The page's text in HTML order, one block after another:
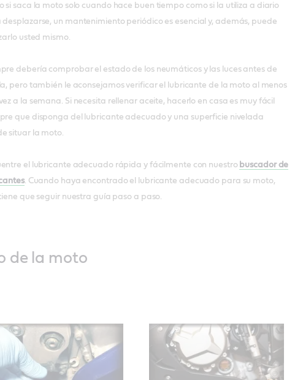
si saca la moto solo cuando hace buen tiempo como si la utiliza a diario
desplazarse, un mantenimiento periódico es esencial y, además, puede
usted mismo.
debería comprobar el estado de los neumáticos y las luces antes de
pero también le aconsejamos verificar el lubricante de la moto al menos
a la semana. Si necesita rellenar aceite, hacerlo en casa es muy fácil
que disponga del lubricante adecuado y una superficie nivelada
situar la moto.
el lubricante adecuado rápida y fácilmente con nuestro buscador de
. Cuando haya encontrado el lubricante adecuado para su moto,
que seguir nuestra guía paso a paso.
de la moto